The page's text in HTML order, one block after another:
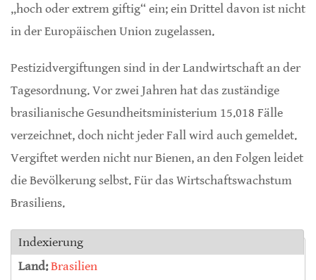
„hoch oder extrem giftig“ ein; ein Drittel davon ist nicht
in der Europäischen Union zugelassen.
Pestizidvergiftungen sind in der Landwirtschaft an der
Tagesordnung. Vor zwei Jahren hat das zuständige
brasilianische Gesundheitsministerium 15.018 Fälle
verzeichnet, doch nicht jeder Fall wird auch gemeldet.
Vergiftet werden nicht nur Bienen, an den Folgen leidet
die Bevölkerung selbst. Für das Wirtschaftswachstum
Brasiliens.
Indexierung
Land:Brasilien